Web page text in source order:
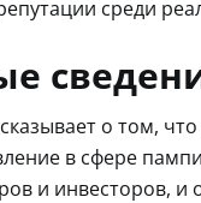
среди
о том,
в сфере
и инвесторов, и